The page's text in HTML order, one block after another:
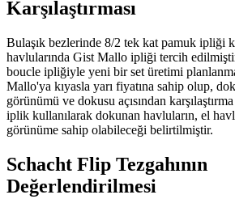
Karşılaştırması
Bulaşık bezlerinde 8/2 tek kat pamuk ipliği
havlularında Gist Mallo ipliği tercih
boucle ipliğiyle yeni bir set üretimi
Mallo'ya kıyasla yarı fiyatına sahip olup,
görünümü ve dokusu açısından
iplik kullanılarak dokunan havluların, el
görünüme sahip olabileceği belirtilmiştir.
Schacht Flip Tezgahının
Değerlendirilmesi